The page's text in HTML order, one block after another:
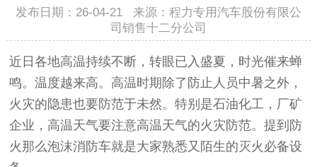
发布日期：26-04-21 来源：程力专用汽车股份有限公
司销售十二分公司
近日各地高温持续不断，转眼已入盛夏，时光催来蝉
鸣。温度越来高。高温时期除了防止人员中暑之外，
火灾的隐患也要防范于未然。特别是石油化工，厂矿
企业，高温天气要注意高温天气的火灾防范。提到防
火那么泡沫消防车就是大家熟悉又陌生的灭火必备设